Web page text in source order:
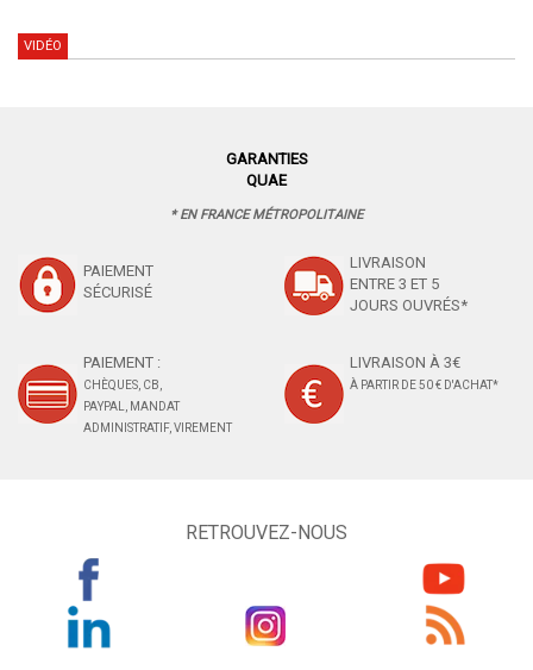
VIDÉO
GARANTIES
QUAE
* EN FRANCE MÉTROPOLITAINE
PAIEMENT
SÉCURISÉ
LIVRAISON
ENTRE 3 ET 5
JOURS OUVRÉS*
PAIEMENT :
CHÈQUES, CB,
PAYPAL, MANDAT
ADMINISTRATIF, VIREMENT
LIVRAISON À 3€
À PARTIR DE 50 € D'ACHAT*
RETROUVEZ-NOUS